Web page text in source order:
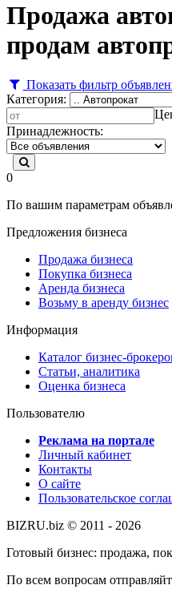
Продажа
продам
Показать фильтр
Категория:
Принадлежность:
0
По вашим параметрам
Предложения бизнеса
Продажа бизнеса
Покупка бизнеса
Аренда бизнеса
Возьму в аренду бизнес
Информация
Каталог бизнес-
Статьи, аналитика
Оценка бизнеса
Пользователю
Реклама на портале
Личный кабинет
Контакты
О сайте
Пользовательское
BIZRU.biz © 2011 - 2026
Готовый бизнес: продажа,
По всем вопросам